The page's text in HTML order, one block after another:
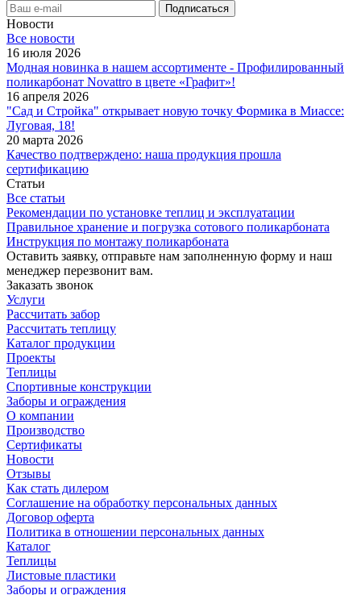
Новости
Все новости
16 июля 2026
Модная новинка в нашем ассортименте - Профилированный
поликарбонат Novattro в цвете «Графит»!
16 апреля 2026
"Сад и Стройка" открывает новую точку Формика в Миассе:
Луговая, 18!
20 марта 2026
Качество подтверждено: наша продукция прошла
сертификацию
Статьи
Все статьи
Рекомендации по установке теплиц и эксплуатации
Правильное хранение и погрузка сотового поликарбоната
Инструкция по монтажу поликарбоната
Оставить заявку, отправьте нам заполненную форму и наш
менеджер перезвонит вам.
Заказать звонок
Услуги
Рассчитать забор
Рассчитать теплицу
Каталог продукции
Проекты
Теплицы
Спортивные конструкции
Заборы и ограждения
О компании
Производство
Сертификаты
Новости
Отзывы
Как стать дилером
Соглашение на обработку персональных данных
Договор оферта
Политика в отношении персональных данных
Каталог
Теплицы
Листовые пластики
Заборы и ограждения